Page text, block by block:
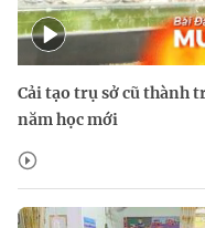
Cải tạo trụ sở cũ thành
năm học mới